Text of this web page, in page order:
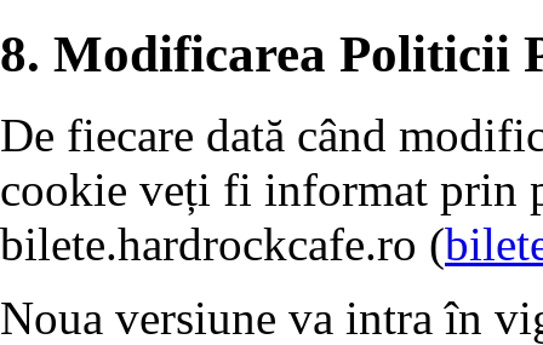
8. Modificarea Politicii
De fiecare dată când
cookie veți fi informat prin
bilete.hardrockcafe.ro (
Noua versiune va intra în